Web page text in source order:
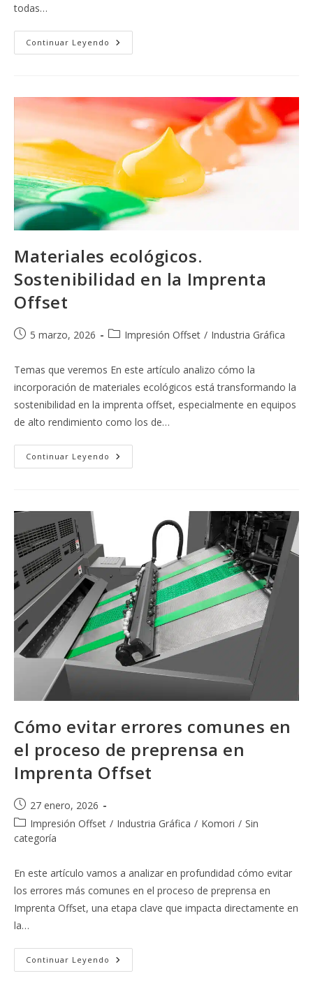
todas…
Continuar Leyendo Imprenta
Offset:
Diseño
Hasta
Puesta
Marcha
De
La
Prensa
Materiales ecológicos.
Sostenibilidad en la Imprenta
Offset
Publicación
entrada:
5 marzo, 2026
Categoría
entrada:
Impresión Offset / Industria Gráfica
Temas que veremos En este artículo analizo cómo la
incorporación de materiales ecológicos está transformando la
sostenibilidad en la imprenta offset, especialmente en equipos
de alto rendimiento como los de…
Continuar Leyendo Materiales
Ecológicos.
Cómo evitar errores comunes en
el proceso de preprensa en
Imprenta Offset
Publicación
de
la
entrada:
27 enero, 2026
Categoría
de
entrada:
Impresión Offset / Industria Gráfica / Komori / Sin
categoría
En este artículo vamos a analizar en profundidad cómo evitar
los errores más comunes en el proceso de preprensa en
Imprenta Offset, una etapa clave que impacta directamente en
la…
Continuar Leyendo Cómo
Evitar